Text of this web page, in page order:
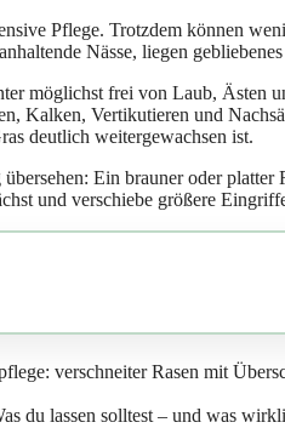
Pflege. Trotzdem können
Nässe, liegen
möglichst frei von Laub, Ästen
Kalken, Vertikutieren und
deutlich weitergewachsen ist.
Ein brauner oder platter
und verschiebe größere
du lassen solltest – und was